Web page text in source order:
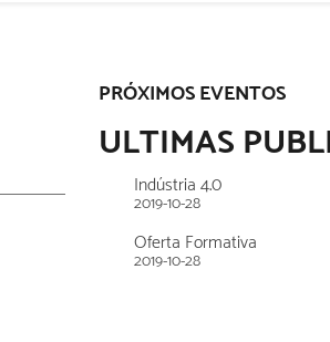
PRÓXIMOS EVENTOS
ULTIMAS
Indústria 4.0
2019-10-28
Oferta Formativa
2019-10-28